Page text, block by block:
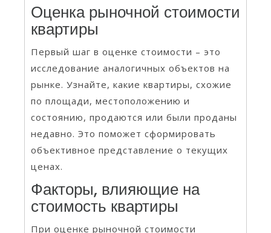
Оценка рыночной стоимости
квартиры
Первый шаг в оценке стоимости – это
исследование аналогичных объектов на
рынке. Узнайте, какие квартиры, схожие
по площади, местоположению и
состоянию, продаются или были проданы
недавно. Это поможет сформировать
объективное представление о текущих
ценах.
Факторы, влияющие на
стоимость квартиры
При оценке рыночной стоимости